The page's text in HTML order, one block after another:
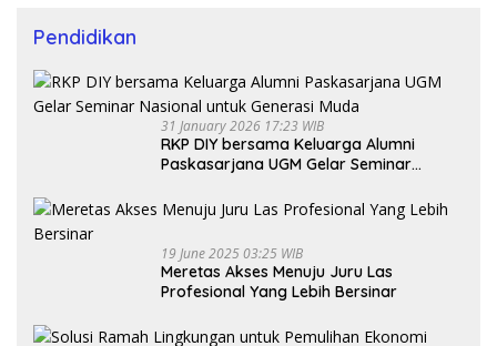
Pendidikan
31 January 2026 17:23 WIB
RKP DIY bersama Keluarga Alumni
Paskasarjana UGM Gelar Seminar
19 June 2025 03:25 WIB
Meretas Akses Menuju Juru Las
Profesional Yang Lebih Bersinar